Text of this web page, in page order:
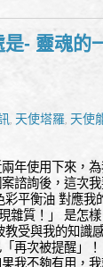
是- 靈魂的
, 天使塔羅, 天使
兩年使用下來，
諮詢後，這次
平衡油 對應
雜質！」 是怎
受與我的知識
再次被提醒」
我不夠有用，